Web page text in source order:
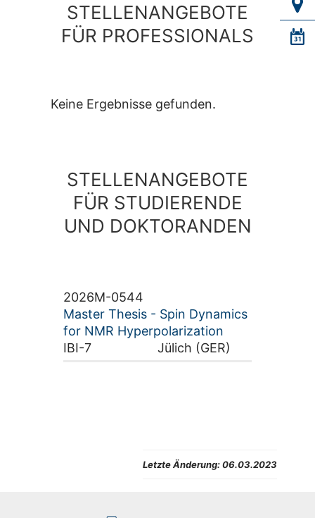
STELLENANGEBOTE
FÜR PROFESSIONALS
Keine Ergebnisse gefunden.
STELLENANGEBOTE
FÜR STUDIERENDE
UND DOKTORANDEN
2026M-0544
Master Thesis - Spin Dynamics
for NMR Hyperpolarization
IBI-7
Jülich (GER)
Letzte Änderung:06.03.2023